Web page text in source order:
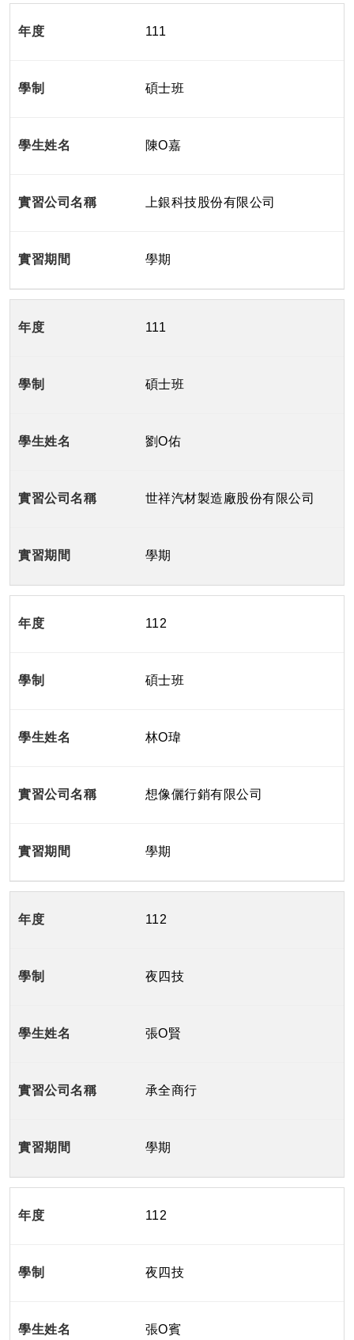
111
碩士班
陳O嘉
上銀科技股份有限公司
學期
111
碩士班
劉O佑
世祥汽材製造廠股份有限公司
學期
112
碩士班
林O瑋
想像儷行銷有限公司
學期
112
夜四技
張O賢
承全商行
學期
112
夜四技
張O賓